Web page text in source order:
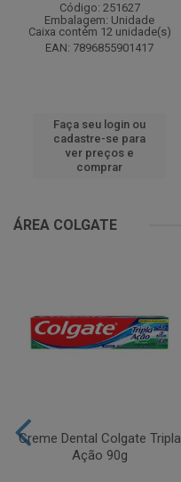
Código: 251627
Embalagem: Unidade
Caixa contém 12 unidade(s)
EAN: 7896855901417
Faça seu login ou
cadastre-se para
ver preços e
comprar
ÁREA COLGATE
Creme Dental Colgate Tripla
Ação 90g